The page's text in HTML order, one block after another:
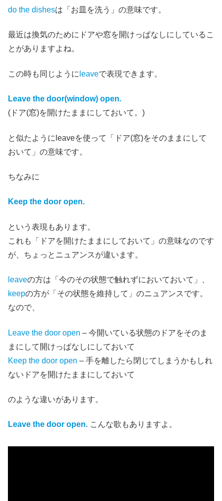
do the dishesは「お皿を洗う」の意味です。
最近は換気のためにドアや窓を開けっぱなしにしているこ
とがありますよね。
この時も同じように leaveで表現できます。
Leave the door(window) open.
(ドア(窓)を開けたままにしておいて。)
と似たようにleaveを使って「ドア(窓)をそのままにして
おいて」の意味です。
ちなみに
Keep the door open.
という表現もあります。
これも「ドアを開けたままにしておいて」の意味なのです
が、ちょっとニュアンスが違います。
leaveの方は「今のその状態で触れずにおいておいて」、
keepの方が「その状態を維持して」のニュアンスです。
なので、
Leave the door open – 今開いている状態のドアをそのま
まにして開けっぱなしにしておいて
Keep the door open – 手を離したら閉じてしまうかもしれ
ないドアを開けたままにしておいて
のような違いがあります。
Leave the door open. こんな歌もありますよ。